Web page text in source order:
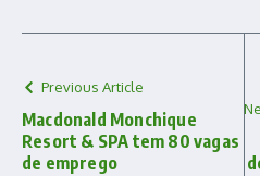
Previous Article
Macdonald Monchique
Resort & SPA tem 80 vagas
de emprego